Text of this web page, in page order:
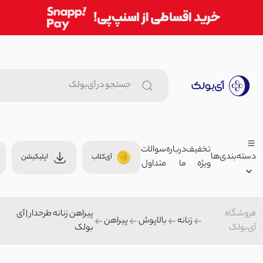
شلوار بگ/نیم بگ/واید
2,899,000
دسته‌بندی‌ها
زنانه
تخفیف
ویژه
درباره
ما
سوالات
متداول
آی‌کلاب اپلیکیشن
فروشگاه
آی‌بولک
زنانه بالاپوش پیراهن
پیراهن زنانه طرحدار | آی
بولک